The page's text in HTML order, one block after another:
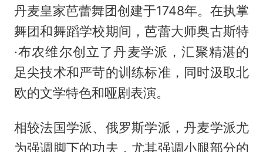
丹麦皇家芭蕾舞团创建于1748年。在执掌
舞团和舞蹈学校期间，芭蕾大师奥古斯特
·布农维尔创立了丹麦学派，汇聚精湛的
足尖技术和严苛的训练标准，同时汲取北
欧的文学特色和哑剧表演。
相较法国学派、俄罗斯学派，丹麦学派尤
为强调脚下的功夫，尤其强调小腿部分的